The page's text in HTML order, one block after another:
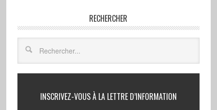
RECHERCHER
INSCRIVEZ-VOUS À LA LETTRE D’INFORMATION